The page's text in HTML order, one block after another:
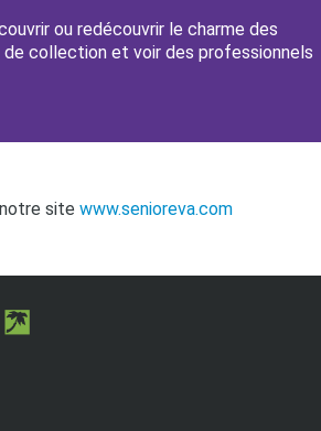
ou redécouvrir le charme des
collection et voir des professionnels
site www.senioreva.com